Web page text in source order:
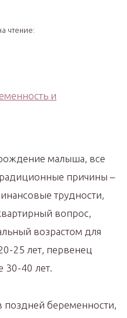
чтение:
малыша, все
причины –
трудности,
вопрос,
возрастом для
25 лет, первенец
30-40 лет.
беременности,